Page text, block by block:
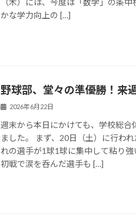
かな学力向上の […]
野球部、堂々の準優勝！――
2026年6月22日
週末から本日にかけても、学校総
ました。 まず、20日（土）に行わ
れの選手が1球1球に集中して粘り
初戦で涙を呑んだ選手も […]